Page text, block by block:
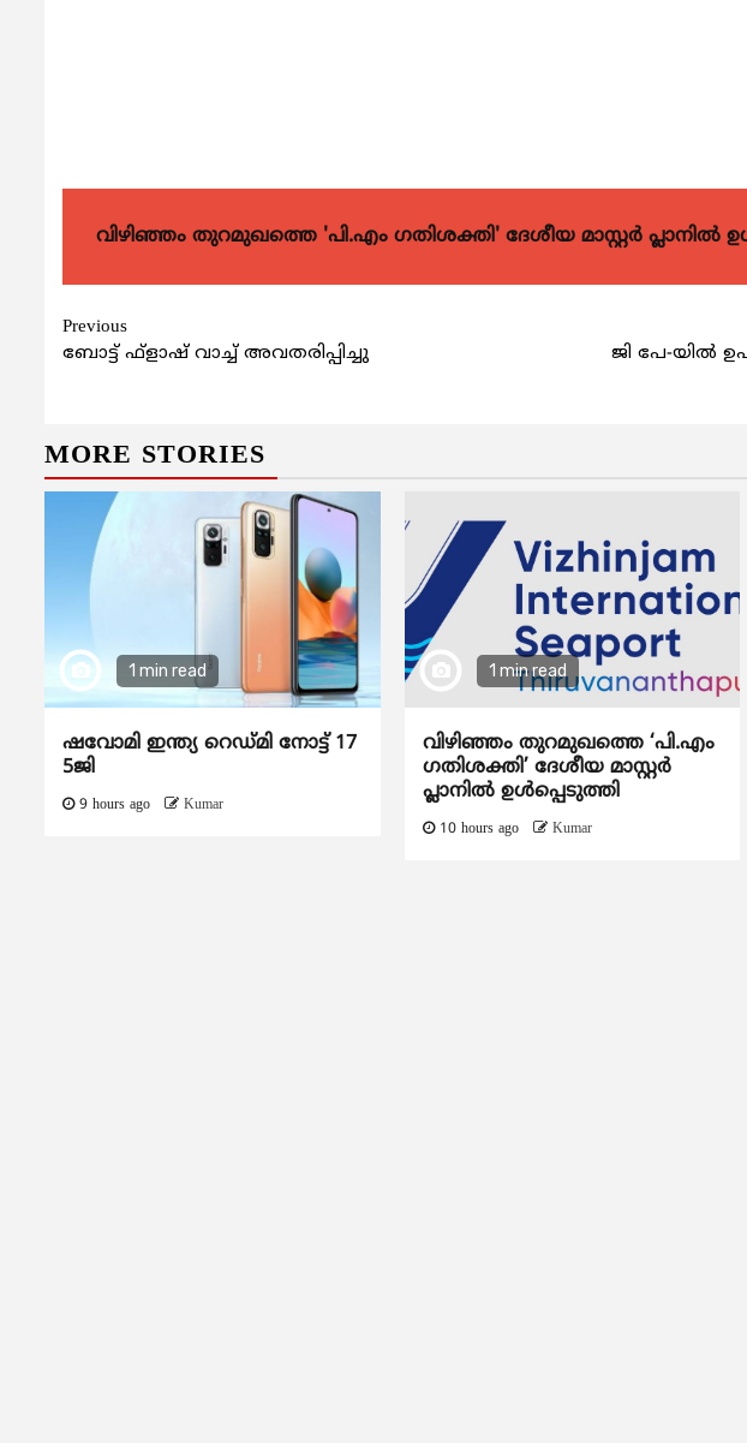
വിഴിഞ്ഞം തുറമുഖത്തെ 'പി.എം ഗതിശക്തി' ദേശീയ മാസ്റ്റർ പ്ലാനിൽ
Continue
Reading
Previous
ബോട്ട് ഫ്‌ളാഷ് വാച്ച് അവതരിപ്പിച്ചു
ജി പേ-യില്‍
MORE STORIES
1 min read
ഷവോമി ഇന്ത്യ റെഡ്മി നോട്ട് 17
5ജി
9 hours ago Kumar
1 min read
വിഴിഞ്ഞം തുറമുഖത്തെ ‘പി.എം
ഗതിശക്തി’ ദേശീയ മാസ്റ്റർ
പ്ലാനിൽ ഉൾപ്പെടുത്തി
10 hours ago Kumar